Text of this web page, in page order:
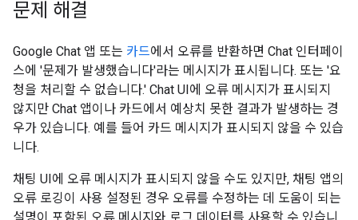
문제 해결
Google Chat 앱 또는 카드에서 오류를 반환하면 Chat 인터페이
스에 '문제가 발생했습니다'라는 메시지가 표시됩니다. 또는 '요
청을 처리할 수 없습니다.' Chat UI에 오류 메시지가 표시되지
않지만 Chat 앱이나 카드에서 예상치 못한 결과가 발생하는 경
우가 있습니다. 예를 들어 카드 메시지가 표시되지 않을 수 있습
니다.
채팅 UI에 오류 메시지가 표시되지 않을 수도 있지만, 채팅 앱의
오류 로깅이 사용 설정된 경우 오류를 수정하는 데 도움이 되는
설명이 포함된 오류 메시지와 로그 데이터를 사용할 수 있습니